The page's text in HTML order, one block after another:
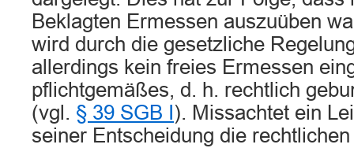
Beklagten Ermessen auszuüben
wird durch die gesetzliche
allerdings kein freies Ermessen
pflichtgemäßes, d. h. rechtlich
(vgl. § 39 SGB I ). Missachtet ein
seiner Entscheidung die